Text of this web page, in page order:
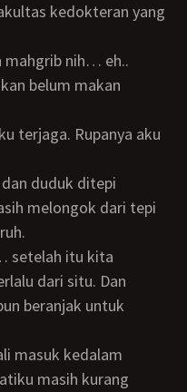
kedokteran yang
belum makan
melongok dari tepi
dari situ. Dan
beranjak untuk
masih kurang